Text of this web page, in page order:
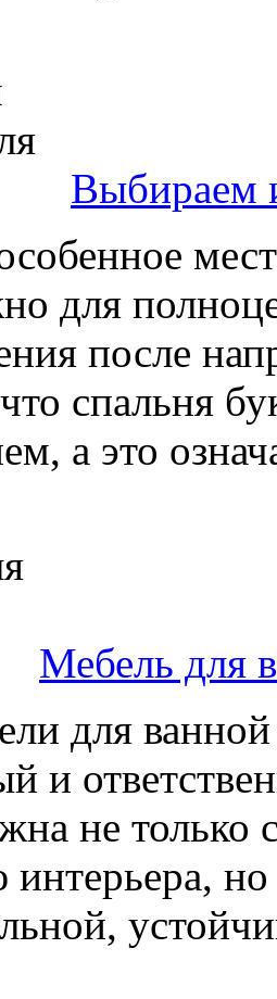
Выбираем
для
после
спальня
а это
Мебель для
для
и
не только
интерьера,